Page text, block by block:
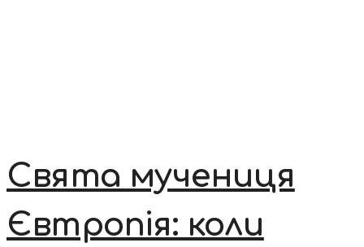
Свята мучениця
Євтропія: коли